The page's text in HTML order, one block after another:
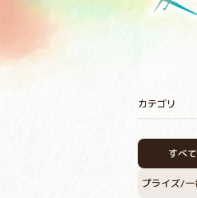
カテゴリ
すべて
プライズ/一